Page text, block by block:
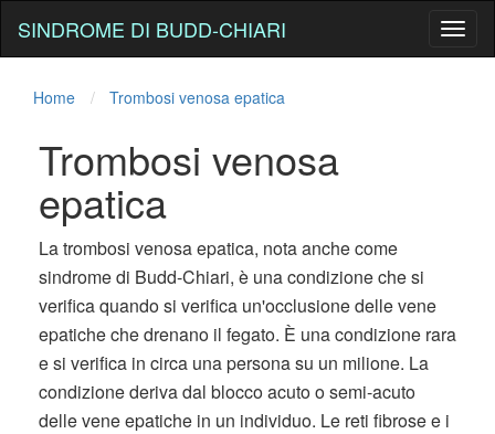
SINDROME DI BUDD-CHIARI
Home Trombosi venosa epatica
Trombosi venosa
epatica
La trombosi venosa epatica, nota anche come
sindrome di Budd-Chiari, è una condizione che si
verifica quando si verifica un'occlusione delle vene
epatiche che drenano il fegato. È una condizione rara
e si verifica in circa una persona su un milione. La
condizione deriva dal blocco acuto o semi-acuto
delle vene epatiche in un individuo. Le reti fibrose e i